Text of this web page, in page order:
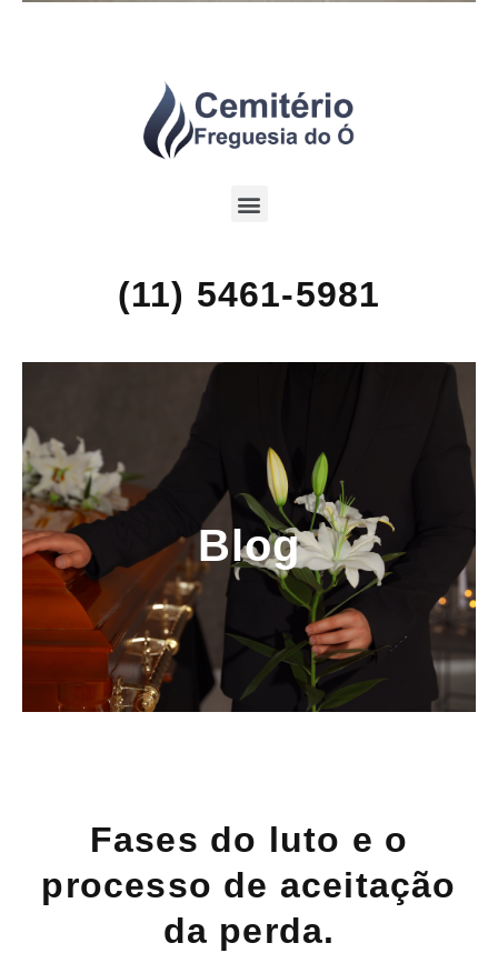
(11) 5461-5981
Blog
Fases do luto e o
processo de aceitação
da perda.